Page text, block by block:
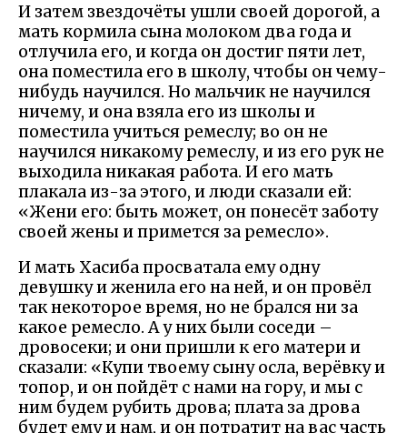
И затем звездочёты ушли своей дорогой, а
мать кормила сына молоком два года и
отлучила его, и когда он достиг пяти лет,
она поместила его в школу, чтобы он чему-
нибудь научился. Но мальчик не научился
ничему, и она взяла его из школы и
поместила учиться ремеслу; во он не
научился никакому ремеслу, и из его рук не
выходила никакая работа. И его мать
плакала из-за этого, и люди сказали ей:
«Жени его: быть может, он понесёт заботу
своей жены и примется за ремесло».
И мать Хасиба просватала ему одну
девушку и женила его на ней, и он провёл
так некоторое время, но не брался ни за
какое ремесло. А у них были соседи –
дровосеки; и они пришли к его матери и
сказали: «Купи твоему сыну осла, верёвку и
топор, и он пойдёт с нами на гору, и мы с
ним будем рубить дрова; плата за дрова
будет ему и нам, и он потратит на вас часть